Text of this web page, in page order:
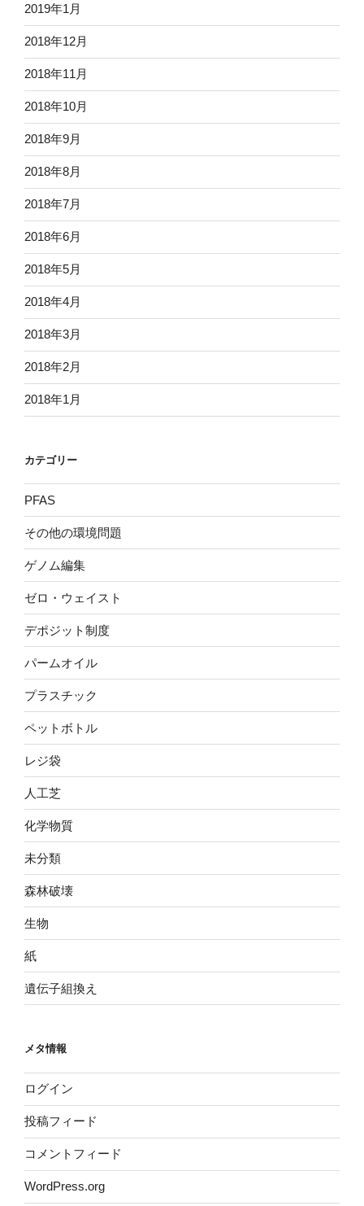
2019年1月
2018年12月
2018年11月
2018年10月
2018年9月
2018年8月
2018年7月
2018年6月
2018年5月
2018年4月
2018年3月
2018年2月
2018年1月
カテゴリー
PFAS
その他の環境問題
ゲノム編集
ゼロ・ウェイスト
デポジット制度
パームオイル
プラスチック
ペットボトル
レジ袋
人工芝
化学物質
未分類
森林破壊
生物
紙
遺伝子組換え
メタ情報
ログイン
投稿フィード
コメントフィード
WordPress.org